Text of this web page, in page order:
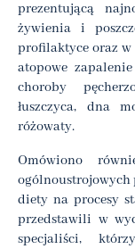
prezentującą
żywienia i
profilaktyce oraz w
atopowe
choroby
łuszczyca, dna
różowaty.
Omówiono
ogólnoustrojowych
diety na procesy
przedstawili w
specjaliści,